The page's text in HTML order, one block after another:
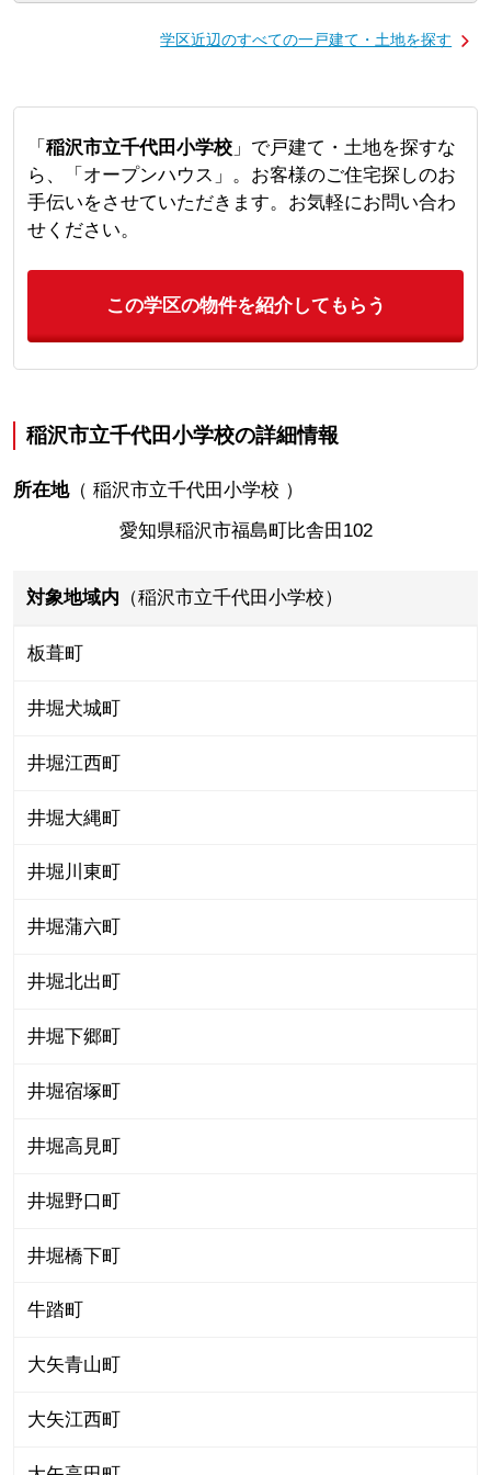
学区近辺のすべての一戸建て・土地を探す
「 稲沢市立千代田小学校」で戸建て・土地を探すな
ら、「オープンハウス」。お客様のご住宅探しのお
手伝いをさせていただきます。お気軽にお問い合わ
せください。
この学区の物件を紹介してもらう
稲沢市立千代田小学校の詳細情報
所在地（ 稲沢市立千代田小学校 ）
愛知県稲沢市福島町比舎田102
対象地域内 （稲沢市立千代田小学校）
板葺町
井堀犬城町
井堀江西町
井堀大縄町
井堀川東町
井堀蒲六町
井堀北出町
井堀下郷町
井堀宿塚町
井堀高見町
井堀野口町
井堀橋下町
牛踏町
大矢青山町
大矢江西町